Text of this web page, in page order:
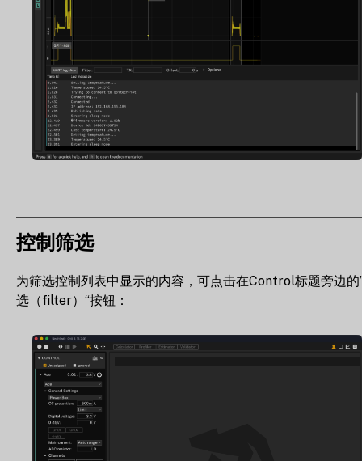
控制筛选
为筛选控制列表中显示的内容，可点击在Control标题旁边的
选（filter）“按钮：